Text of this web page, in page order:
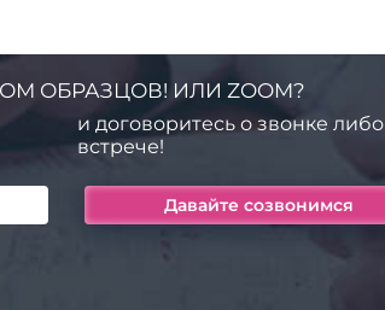
ОБРАЗЦОВ! ИЛИ ZOOM?
и договоритесь о звонке либо
встрече!